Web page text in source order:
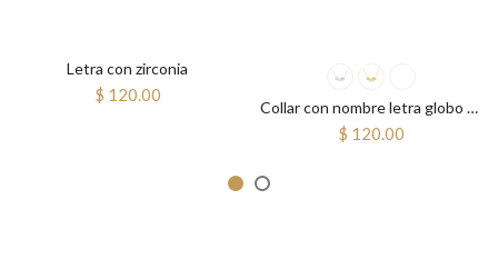
Letra con zirconia
$ 120.00
Collar con nombre letra globo mini
$ 120.00